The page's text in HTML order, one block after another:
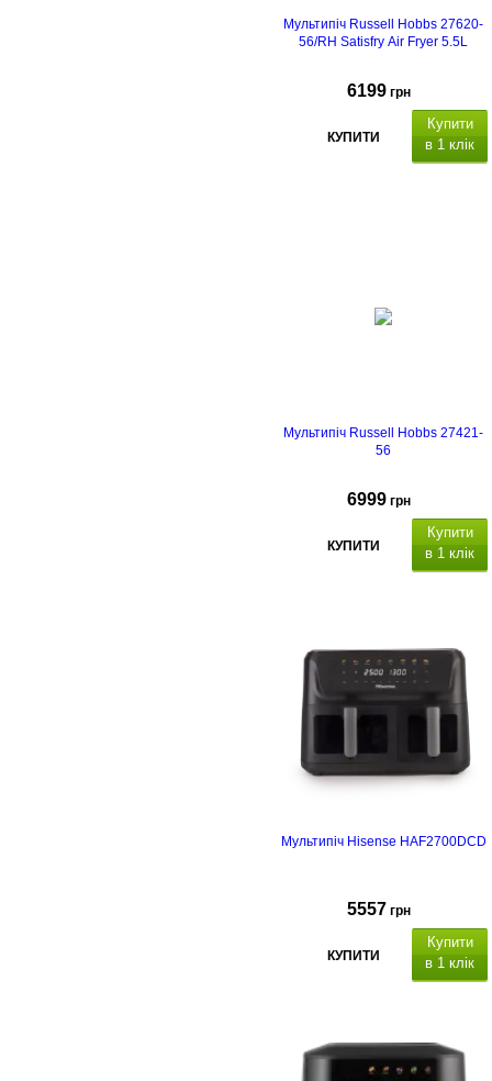
Мультипіч Russell Hobbs 27620-
56/RH Satisfry Air Fryer 5.5L
6199 грн
КУПИТИ
Купити
в 1 клік
Мультипіч Russell Hobbs 27421-
56
6999 грн
КУПИТИ
Купити
в 1 клік
Мультипіч Hisense HAF2700DCD
5557 грн
КУПИТИ
Купити
в 1 клік